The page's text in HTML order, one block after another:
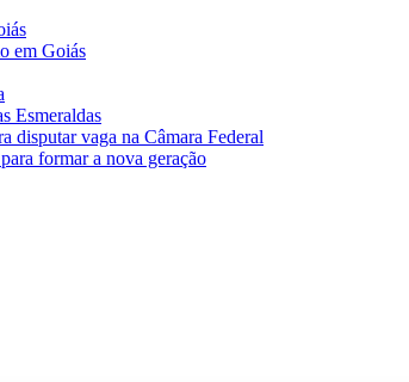
em Goiás
Esmeraldas
disputar vaga na Câmara Federal
formar a nova geração